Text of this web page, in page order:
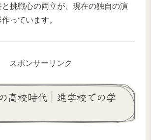
挑戦心の両立が、現在の独自の演
っています。
スポンサーリンク
高校時代｜進学校での学